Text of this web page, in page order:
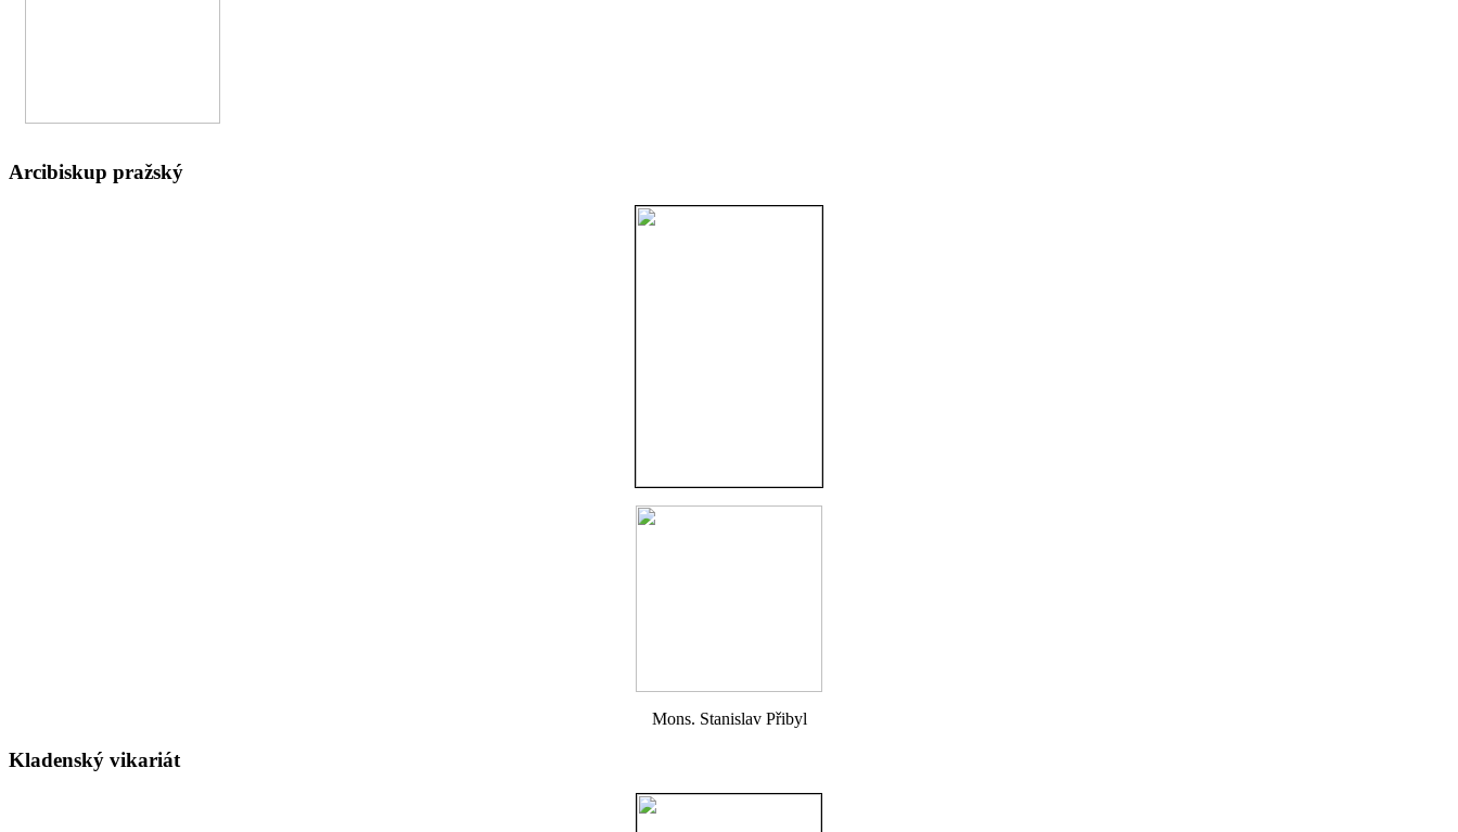
Arcibiskup pražský
Mons. Stanislav Přibyl
Kladenský vikariát